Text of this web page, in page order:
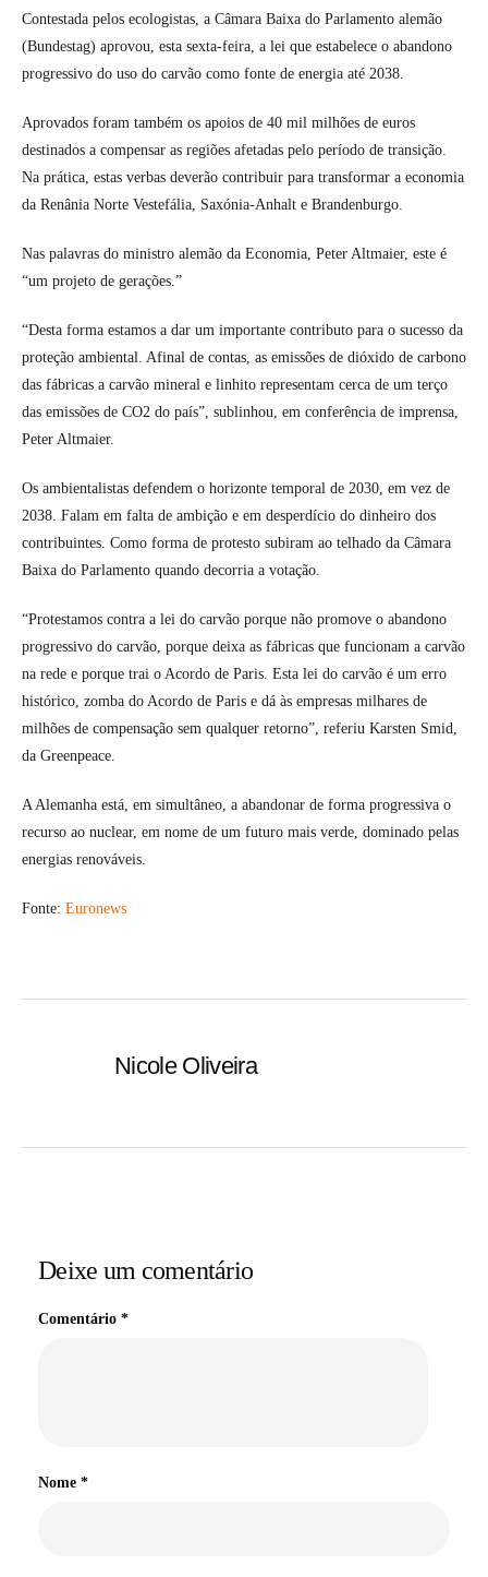
Contestada pelos ecologistas, a Câmara Baixa do Parlamento alemão
(Bundestag) aprovou, esta sexta-feira, a lei que estabelece o abandono
progressivo do uso do carvão como fonte de energia até 2038.
Aprovados foram também os apoios de 40 mil milhões de euros
destinados a compensar as regiões afetadas pelo período de transição.
Na prática, estas verbas deverão contribuir para transformar a economia
da Renânia Norte Vestefália, Saxónia-Anhalt e Brandenburgo.
Nas palavras do ministro alemão da Economia, Peter Altmaier, este é
“um projeto de gerações.”
“Desta forma estamos a dar um importante contributo para o sucesso da
proteção ambiental. Afinal de contas, as emissões de dióxido de carbono
das fábricas a carvão mineral e linhito representam cerca de um terço
das emissões de CO2 do país”, sublinhou, em conferência de imprensa,
Peter Altmaier.
Os ambientalistas defendem o horizonte temporal de 2030, em vez de
2038. Falam em falta de ambição e em desperdício do dinheiro dos
contribuintes. Como forma de protesto subiram ao telhado da Câmara
Baixa do Parlamento quando decorria a votação.
“Protestamos contra a lei do carvão porque não promove o abandono
progressivo do carvão, porque deixa as fábricas que funcionam a carvão
na rede e porque trai o Acordo de Paris. Esta lei do carvão é um erro
histórico, zomba do Acordo de Paris e dá às empresas milhares de
milhões de compensação sem qualquer retorno”, referiu Karsten Smid,
da Greenpeace.
A Alemanha está, em simultâneo, a abandonar de forma progressiva o
recurso ao nuclear, em nome de um futuro mais verde, dominado pelas
energias renováveis.
Fonte: Euronews
Nicole Oliveira
Deixe um comentário
Comentário *
Nome *